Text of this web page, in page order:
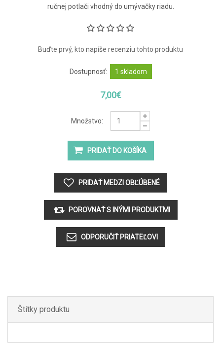
ručnej potlači vhodný do umývačky riadu.
Buďte prvý, kto napíše recenziu tohto produktu
Dostupnosť: 1 skladom
7,00€
Množstvo:
Štítky produktu